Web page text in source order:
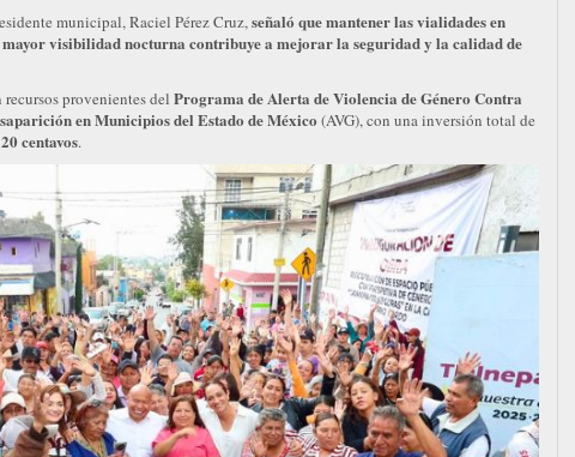
municipal, Raciel Pérez Cruz,señaló que mantener las vialidades en
mayor visibilidad nocturna contribuye a mejorar la seguridad y la calidad de
provenientes del Programa de Alerta de Violencia de Género Contra
en Municipios del Estado de México (AVG), con una inversión total de
centavos.